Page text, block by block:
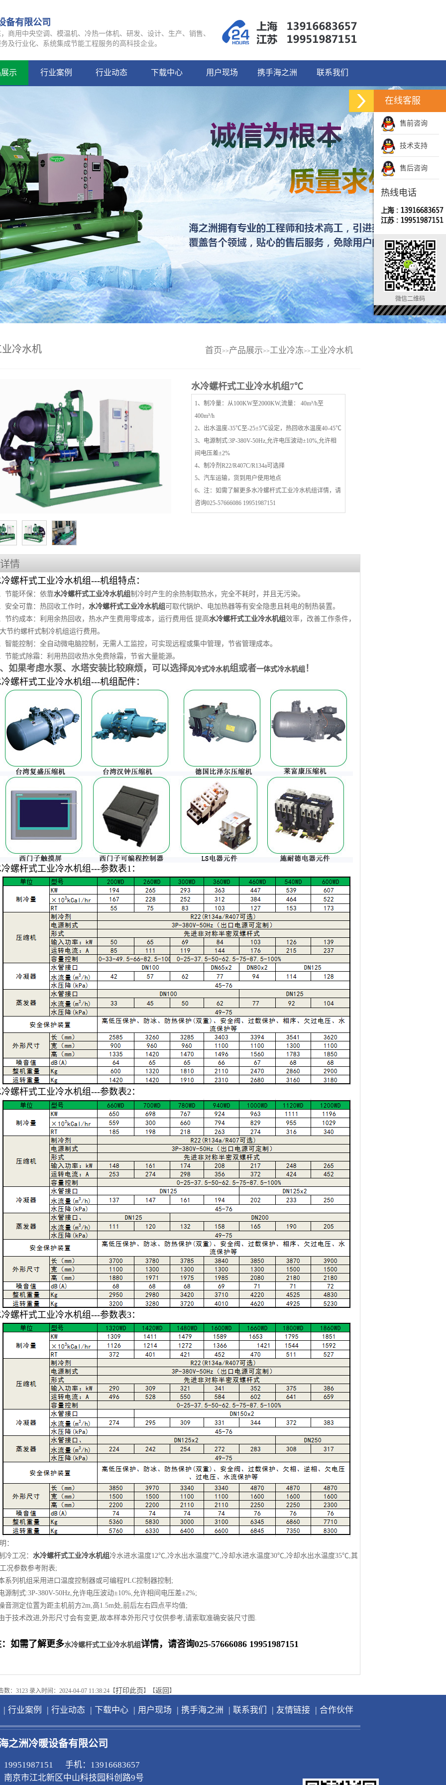
备有限公司
商用中央空调、模温机、冷热一体机、研发、设计、生产、销售、
及行业化、系统集成节能工程服务的高科技企业。
示 行业案例 行业动态 下载中心 用户现场 携手海之洲 联系我们
业冷水机 首页>>产品展示>>工业冷冻>>工业冷水机
水冷螺杆式工业冷水机组7℃
1、制冷量：从100KW至2000KW,流量： 40m³/h至
400m³/h
2、出水温度-35℃至-25±5℃设定，热回收水温度40-45℃
3、电源制式:3P-380V-50Hz,允许电压波动±10%,允许相
间电压差±2%
4、制冷剂R22/R407C/R134a可选择
5、汽车运输，货到用户使用地点
6、注：如需了解更多水冷螺杆式工业冷水机组详情，请
咨询025-57666086 19951987151
详情
螺杆式工业冷水机组---机组特点：
节能环保：依靠水冷螺杆式工业冷水机组制冷时产生的余热制取热水，完全不耗时，并且无污染。
安全可靠：热回收工作时， 水冷螺杆式工业冷水机组 可取代锅炉、电加热器等有安全隐患且耗电的制热装置。
节约成本：利用余热回收，热水产生费用零成本，运行费用低 提高水冷螺杆式工业冷水机组效率，改善工作条件，
节约螺杆式制冷机组运行费用。
智能控制：全自动微电脑控制，无需人工监控，可实现远程或集中管理，节省管理成本。
节能式除霜：利用热回收热水免费除霜，节省大量能源。
如果考虑水泵、水塔安装比较麻烦，可以选择风冷式冷水机组或者一体式冷水机组 ！
螺杆式工业冷水机组---机组配件：
螺杆式工业冷水机组---参数表1：
螺杆式工业冷水机组---参数表2：
螺杆式工业冷水机组---参数表3：
：
冷工况： 水冷螺杆式工业冷水机组 冷水进水温度12℃,冷水出水温度7℃,冷却水进水温度30℃,冷却水出水温度35℃,其
况参数参考附表;
系列机组采用进口温度控制器或可编程PLC控制器控制;
源制式:3P-380V-50Hz,允许电压波动±10%,允许相间电压差±2%;
音测定位置为距主机前方2m,高1.5m处,前后左右四点平均值;
于技术改进,外形尺寸会有变更,故本样本外形尺寸仅供参考,请索取准确安装尺寸图.
如需了解更多水冷螺杆式工业冷水机组详情，请咨询025-57666086 19951987151
数：3123 录入时间：2024-04-07 11:38:24【打印此页 】【返回 】
| 行业案例 | 行业动态 | 下载中心 | 用户现场 | 携手海之洲 | 联系我们 | 友情链接 | 合作伙伴
之洲冷暖设备有限公司
19951987151 手机：13916683657
南京市江北新区中山科技园科创路9号
在线客服
售前咨询
技术支持
售后咨询
热线电话
微信二维码